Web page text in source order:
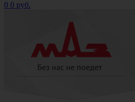
0 0 руб.